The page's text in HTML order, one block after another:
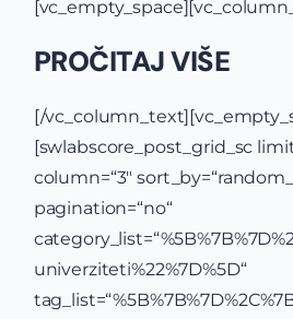
PROČITAJ VIŠE
[/
[swlabscore_post_grid_sc
column=“3″
pagination=“no“
univerziteti%22%7D%5D“